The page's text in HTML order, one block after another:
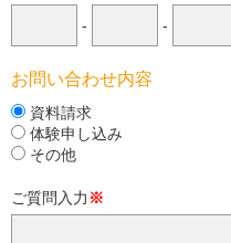
- -
お問い合わせ内容
資料請求
体験申し込み
その他
ご質問入力 ※